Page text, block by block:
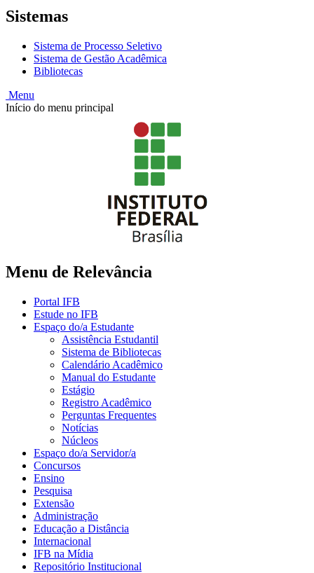
Sistemas
Sistema de Processo Seletivo
Sistema de Gestão Acadêmica
Bibliotecas
Menu
Início do menu principal
Menu de Relevância
Portal IFB
Estude no IFB
Espaço do/a Estudante
Assistência Estudantil
Sistema de Bibliotecas
Calendário Acadêmico
Manual do Estudante
Estágio
Registro Acadêmico
Perguntas Frequentes
Notícias
Núcleos
Espaço do/a Servidor/a
Concursos
Ensino
Pesquisa
Extensão
Administração
Educação a Distância
Internacional
IFB na Mídia
Repositório Institucional